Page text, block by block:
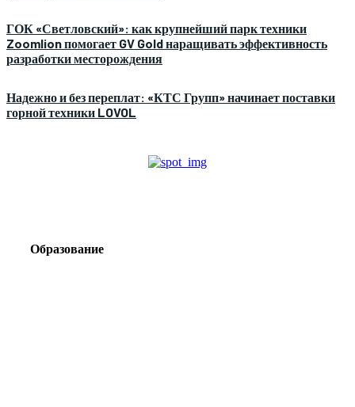
ГОК «Светловский»: как крупнейший парк техники
Zoomlion помогает GV Gold наращивать эффективность
разработки месторождения
Надежно и без переплат: «КТС Групп» начинает поставки
горной техники LOVOL
Образование